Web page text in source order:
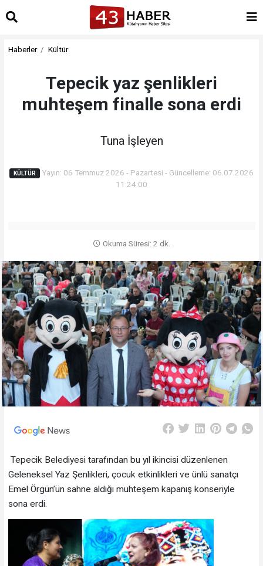
Haberler Kültür
Tepecik yaz şenlikleri
muhteşem finalle sona erdi
Tuna İşleyen
KÜLTÜR
Yayın: 06 Temmuz 2026 - Pazartesi - Güncelleme: 06.07.2026
11:24:00
Okuma Süresi: 2 dk.
Tepecik Belediyesi tarafından bu yıl ikincisi düzenlenen
Geleneksel Yaz Şenlikleri, çocuk etkinlikleri ve ünlü sanatçı
Emel Örgün’ün sahne aldığı muhteşem kapanış konseriyle
sona erdi.